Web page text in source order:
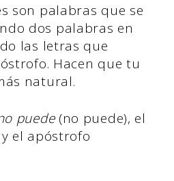
son palabras que se
dos palabras en
las letras que
Hacen que tu
natural.
puede(no puede), el
el apóstrofo